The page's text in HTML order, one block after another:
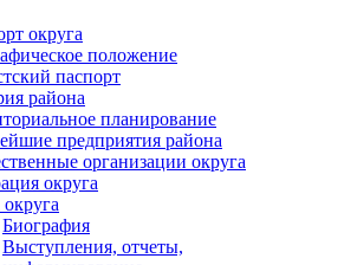
округа
положение
паспорт
района
планирование
предприятия района
организации округа
округа
округа
Биография
Выступления, отчеты,